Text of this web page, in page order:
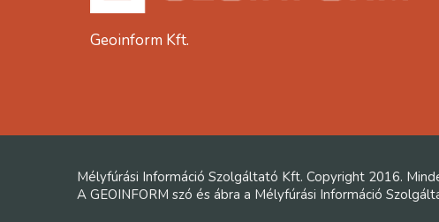
Geoinform Kft.
Mélyfúrási Információ Szolgáltató Kft. Copyright 2016.
A GEOINFORM szó és ábra a Mélyfúrási Információ